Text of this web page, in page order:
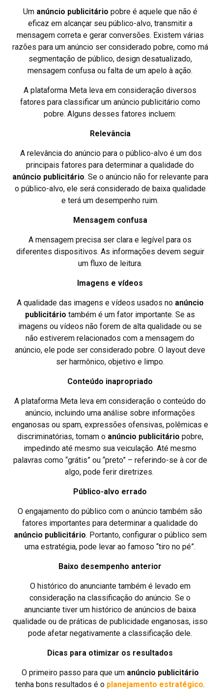
Um anúncio publicitário pobre é aquele que não é
eficaz em alcançar seu público-alvo, transmitir a
mensagem correta e gerar conversões. Existem várias
razões para um anúncio ser considerado pobre, como má
segmentação de público, design desatualizado,
mensagem confusa ou falta de um apelo à ação.
A plataforma Meta leva em consideração diversos
fatores para classificar um anúncio publicitário como
pobre. Alguns desses fatores incluem:
Relevância
A relevância do anúncio para o público-alvo é um dos
principais fatores para determinar a qualidade do
anúncio publicitário. Se o anúncio não for relevante para
o público-alvo, ele será considerado de baixa qualidade
e terá um desempenho ruim.
Mensagem confusa
A mensagem precisa ser clara e legível para os
diferentes dispositivos. As informações devem seguir
um fluxo de leitura.
Imagens e vídeos
A qualidade das imagens e vídeos usados no anúncio
publicitário também é um fator importante. Se as
imagens ou vídeos não forem de alta qualidade ou se
não estiverem relacionados com a mensagem do
anúncio, ele pode ser considerado pobre. O layout deve
ser harmônico, objetivo e limpo.
Conteúdo inapropriado
A plataforma Meta leva em consideração o conteúdo do
anúncio, incluindo uma análise sobre informações
enganosas ou spam, expressões ofensivas, polêmicas e
discriminatórias, tornam o anúncio publicitário pobre,
impedindo até mesmo sua veiculação. Até mesmo
palavras como “grátis” ou “preto” – referindo-se à cor de
algo, pode ferir diretrizes.
Público-alvo errado
O engajamento do público com o anúncio também são
fatores importantes para determinar a qualidade do
anúncio publicitário. Portanto, configurar o público sem
uma estratégia, pode levar ao famoso “tiro no pé”.
Baixo desempenho anterior
O histórico do anunciante também é levado em
consideração na classificação do anúncio. Se o
anunciante tiver um histórico de anúncios de baixa
qualidade ou de práticas de publicidade enganosas, isso
pode afetar negativamente a classificação dele.
Dicas para otimizar os resultados
O primeiro passo para que um anúncio publicitário
tenha bons resultados é o planejamento estratégico.